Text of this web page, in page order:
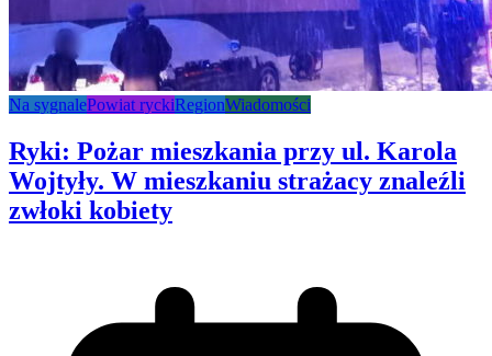
Na sygnalePowiat ryckiRegionWiadomości
Ryki: Pożar mieszkania przy ul. Karola
Wojtyły. W mieszkaniu strażacy znaleźli
zwłoki kobiety